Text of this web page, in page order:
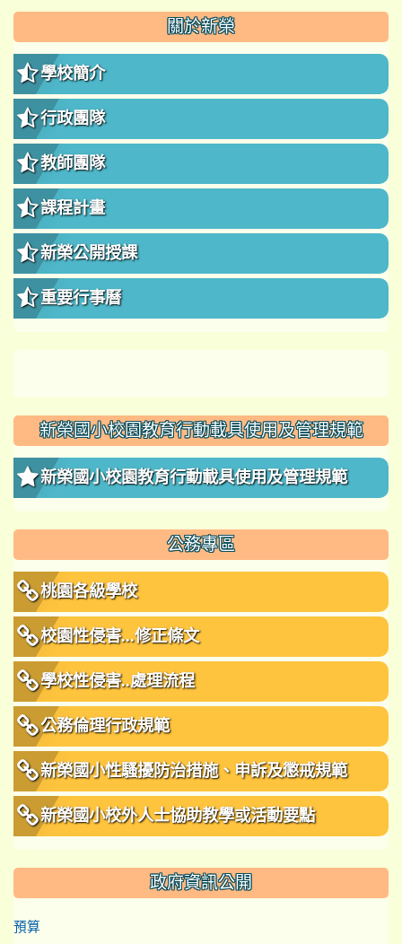
::: 關於新榮
學校簡介
行政團隊
教師團隊
課程計畫
新榮公開授課
重要行事曆
新榮國小校園教育行動載具使用及管理規範
新榮國小校園教育行動載具使用及管理規範
公務專區
桃園各級學校
校園性侵害...修正條文
學校性侵害..處理流程
公務倫理行政規範
新榮國小性騷擾防治措施、申訴及懲戒規範
新榮國小校外人士協助教學或活動要點
政府資訊公開
預算